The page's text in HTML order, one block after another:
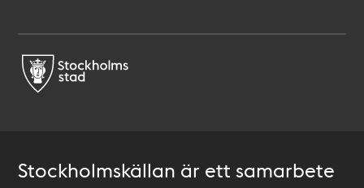
Stockholmskällan är ett samarbete